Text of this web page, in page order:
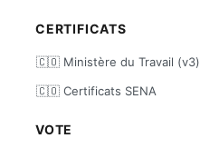
CERTIFICATS
🇨🇴 Ministère du Travail (v3)
🇨🇴 Certificats SENA
VOTE